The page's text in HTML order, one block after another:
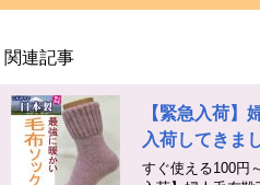
関連記事
【緊急入荷】
入荷してきま
すぐ使える100円